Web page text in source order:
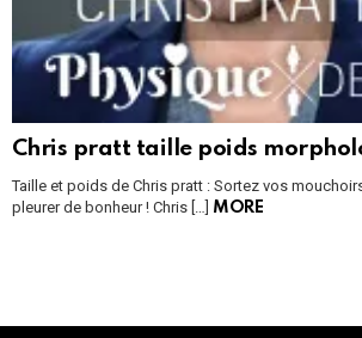
Chris pratt taille poids
Taille et poids de Chris pratt : Sortez vos
pleurer de bonheur ! Chris […] MORE